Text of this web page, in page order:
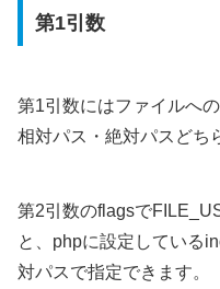
第1引数
第1引数にはファイルへ
相対パス・絶対パスどち
第2引数のflagsで
と、phpに設定している
対パスで指定できます。